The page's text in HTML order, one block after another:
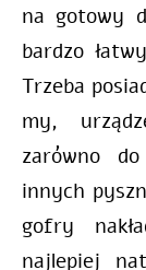
na gotowy
bardzo
Trzeba
my,
zarówno
innych
gofry
najlepiej